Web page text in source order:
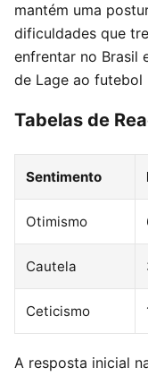
mantém uma
dificuldades que
enfrentar no Brasil
de Lage ao futebol
Tabelas de
Sentimento
Otimismo
Cautela
Ceticismo
A resposta inicial